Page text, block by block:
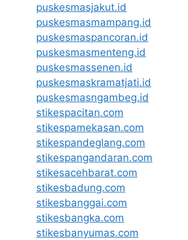
puskesmasjakut.id
puskesmasmampang.id
puskesmaspancoran.id
puskesmasmenteng.id
puskesmassenen.id
puskesmaskramatjati.id
puskesmasngambeg.id
stikespacitan.com
stikespamekasan.com
stikespandeglang.com
stikespangandaran.com
stikesacehbarat.com
stikesbadung.com
stikesbanggai.com
stikesbangka.com
stikesbanyumas.com